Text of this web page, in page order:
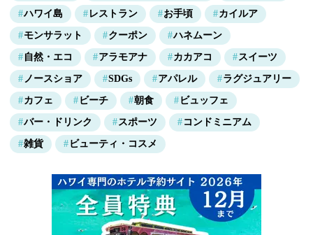
ハワイ島 レストラン お手頃 カイルア
モンサラット クーポン ハネムーン
自然・エコ アラモアナ カカアコ スイーツ
ノースショア SDGs アパレル ラグジュアリー
カフェ ビーチ 朝食 ビュッフェ
バー・ドリンク スポーツ コンドミニアム
雑貨 ビューティ・コスメ